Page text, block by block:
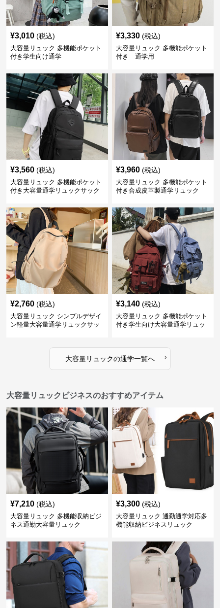
¥3,010 (税込)
大容量リュック 多機能ポケット
付き学生向け通学
¥3,330 (税込)
大容量リュック 多機能ポケット
付き 通学用
¥3,560 (税込)
大容量リュック 多機能ポケット
付き大容量通学リュックサック
¥3,960 (税込)
大容量リュック 多機能ポケット
付き合成皮革製通学リュック
¥2,760 (税込)
大容量リュック シンプルデザイ
ン軽量大容量通学リュックサッ
¥3,140 (税込)
大容量リュック 多機能ポケット
付き学生向け大容量通学リュッ
大容量リュックの通学一覧へ ›
大容量リュックビジネスのおすすめアイテム
¥7,210 (税込)
大容量リュック 多機能収納ビジ
ネス通勤大容量リュック
¥3,300 (税込)
大容量リュック 通勤通学対応多
機能収納ビジネスリュック